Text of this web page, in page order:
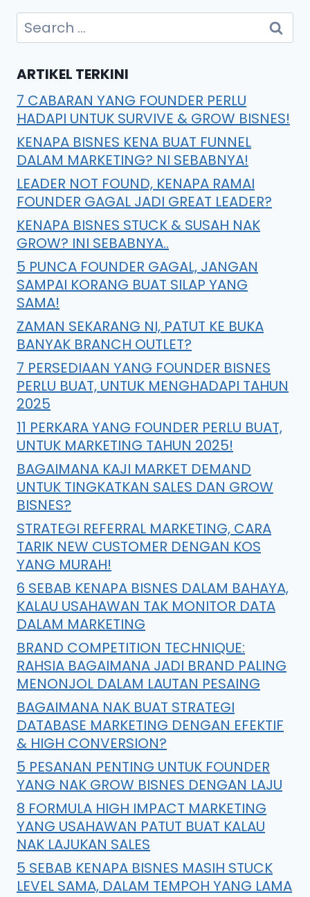
ARTIKEL TERKINI
7 CABARAN YANG FOUNDER PERLU
HADAPI UNTUK SURVIVE & GROW BISNES!
KENAPA BISNES KENA BUAT FUNNEL
DALAM MARKETING? NI SEBABNYA!
LEADER NOT FOUND, KENAPA RAMAI
FOUNDER GAGAL JADI GREAT LEADER?
KENAPA BISNES STUCK & SUSAH NAK
GROW? INI SEBABNYA..
5 PUNCA FOUNDER GAGAL, JANGAN
SAMPAI KORANG BUAT SILAP YANG
SAMA!
ZAMAN SEKARANG NI, PATUT KE BUKA
BANYAK BRANCH OUTLET?
7 PERSEDIAAN YANG FOUNDER BISNES
PERLU BUAT, UNTUK MENGHADAPI TAHUN
2025
11 PERKARA YANG FOUNDER PERLU BUAT,
UNTUK MARKETING TAHUN 2025!
BAGAIMANA KAJI MARKET DEMAND
UNTUK TINGKATKAN SALES DAN GROW
BISNES?
STRATEGI REFERRAL MARKETING, CARA
TARIK NEW CUSTOMER DENGAN KOS
YANG MURAH!
6 SEBAB KENAPA BISNES DALAM BAHAYA,
KALAU USAHAWAN TAK MONITOR DATA
DALAM MARKETING
BRAND COMPETITION TECHNIQUE:
RAHSIA BAGAIMANA JADI BRAND PALING
MENONJOL DALAM LAUTAN PESAING
BAGAIMANA NAK BUAT STRATEGI
DATABASE MARKETING DENGAN EFEKTIF
& HIGH CONVERSION?
5 PESANAN PENTING UNTUK FOUNDER
YANG NAK GROW BISNES DENGAN LAJU
8 FORMULA HIGH IMPACT MARKETING
YANG USAHAWAN PATUT BUAT KALAU
NAK LAJUKAN SALES
5 SEBAB KENAPA BISNES MASIH STUCK
LEVEL SAMA, DALAM TEMPOH YANG LAMA